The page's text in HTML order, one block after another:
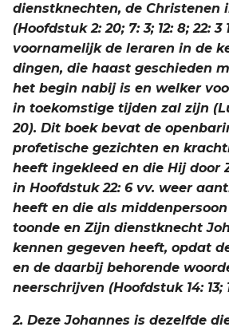
dienstknechten, de Christenen
(Hoofdstuk 2: 20; 7: 3; 12: 8; 22: 3
voornamelijk de leraren in de
dingen, die haast geschieden
het begin nabij is en welker
in toekomstige tijden zal zijn
20). Dit boek bevat de
profetische gezichten en
heeft ingekleed en die Hij door
in Hoofdstuk 22: 6 vv. weer
heeft en die als
toonde en Zijn dienstknecht
kennen gegeven heeft, opdat
en de daarbij behorende
neerschrijven (Hoofdstuk 14: 13;
2. Deze Johannes is dezelfde